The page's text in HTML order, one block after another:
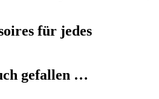
für jedes
gefallen …